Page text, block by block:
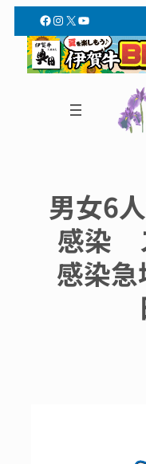
Facebook
Instagram
X YouTube
男女6
感染
感染